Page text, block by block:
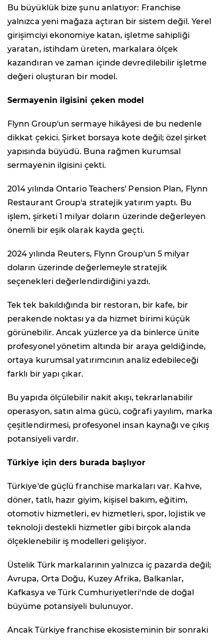
Bu büyüklük bize şunu anlatıyor: Franchise
yalnızca yeni mağaza açtıran bir sistem değil. Yerel
girişimciyi ekonomiye katan, işletme sahipliği
yaratan, istihdam üreten, markalara ölçek
kazandıran ve zaman içinde devredilebilir işletme
değeri oluşturan bir model.
Sermayenin ilgisini çeken model
Flynn Group'un sermaye hikâyesi de bu nedenle
dikkat çekici. Şirket borsaya kote değil; özel şirket
yapısında büyüdü. Buna rağmen kurumsal
sermayenin ilgisini çekti.
2014 yılında Ontario Teachers' Pension Plan, Flynn
Restaurant Group'a stratejik yatırım yaptı. Bu
işlem, şirketi 1 milyar doların üzerinde değerleyen
önemli bir eşik olarak kayda geçti.
2024 yılında Reuters, Flynn Group'un 5 milyar
doların üzerinde değerlemeyle stratejik
seçenekleri değerlendirdiğini yazdı.
Tek tek bakıldığında bir restoran, bir kafe, bir
perakende noktası ya da hizmet birimi küçük
görünebilir. Ancak yüzlerce ya da binlerce ünite
profesyonel yönetim altında bir araya geldiğinde,
ortaya kurumsal yatırımcının analiz edebileceği
farklı bir yapı çıkar.
Bu yapıda ölçülebilir nakit akışı, tekrarlanabilir
operasyon, satın alma gücü, coğrafi yayılım, marka
çeşitlendirmesi, profesyonel insan kaynağı ve çıkış
potansiyeli vardır.
Türkiye için ders burada başlıyor
Türkiye'de güçlü franchise markaları var. Kahve,
döner, tatlı, hazır giyim, kişisel bakım, eğitim,
otomotiv hizmetleri, ev hizmetleri, spor, lojistik ve
teknoloji destekli hizmetler gibi birçok alanda
ölçeklenebilir iş modelleri gelişiyor.
Üstelik Türk markalarının yalnızca iç pazarda değil;
Avrupa, Orta Doğu, Kuzey Afrika, Balkanlar,
Kafkasya ve Türk Cumhuriyetleri'nde de doğal
büyüme potansiyeli bulunuyor.
Ancak Türkiye franchise ekosisteminin bir sonraki